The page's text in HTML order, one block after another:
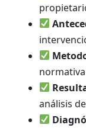
análisis